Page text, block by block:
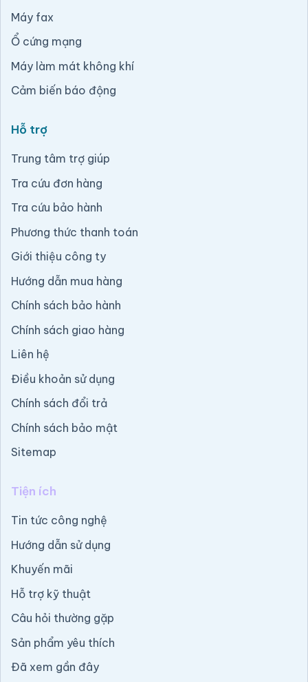
Máy fax
Ổ cứng mạng
Máy làm mát không khí
Cảm biến báo động
Hỗ trợ
Trung tâm trợ giúp
Tra cứu đơn hàng
Tra cứu bảo hành
Phương thức thanh toán
Giới thiệu công ty
Hướng dẫn mua hàng
Chính sách bảo hành
Chính sách giao hàng
Liên hệ
Điều khoản sử dụng
Chính sách đổi trả
Chính sách bảo mật
Sitemap
Tiện ích
Tin tức công nghệ
Hướng dẫn sử dụng
Khuyến mãi
Hỗ trợ kỹ thuật
Câu hỏi thường gặp
Sản phẩm yêu thích
Đã xem gần đây